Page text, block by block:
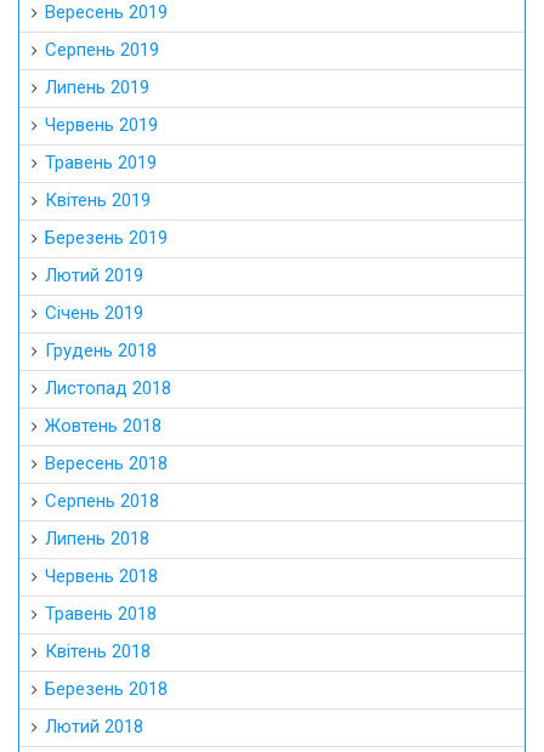
Вересень 2019
Серпень 2019
Липень 2019
Червень 2019
Травень 2019
Квітень 2019
Березень 2019
Лютий 2019
Січень 2019
Грудень 2018
Листопад 2018
Жовтень 2018
Вересень 2018
Серпень 2018
Липень 2018
Червень 2018
Травень 2018
Квітень 2018
Березень 2018
Лютий 2018